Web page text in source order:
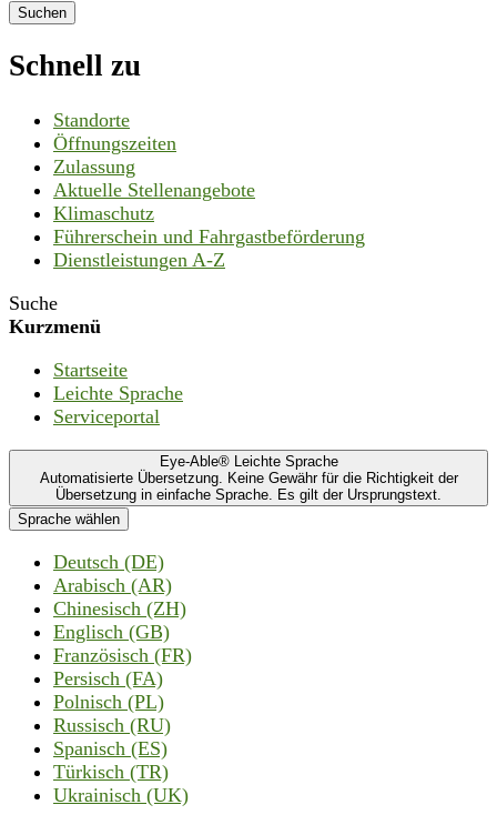
Suchen
Schnell zu
Standorte
Öffnungszeiten
Zulassung
Aktuelle Stellenangebote
Klimaschutz
Führerschein und Fahrgastbeförderung
Dienstleistungen A-Z
Suche
Kurzmenü
Startseite
Leichte Sprache
Serviceportal
Eye-Able® Leichte Sprache
Automatisierte Übersetzung. Keine Gewähr für die Richtigkeit der
Übersetzung in einfache Sprache. Es gilt der Ursprungstext.
Sprache wählen
Deutsch (DE)
Arabisch (AR)
Chinesisch (ZH)
Englisch (GB)
Französisch (FR)
Persisch (FA)
Polnisch (PL)
Russisch (RU)
Spanisch (ES)
Türkisch (TR)
Ukrainisch (UK)